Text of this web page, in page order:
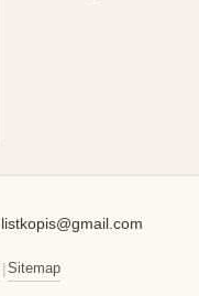
listkopis@gmail.com
Sitemap